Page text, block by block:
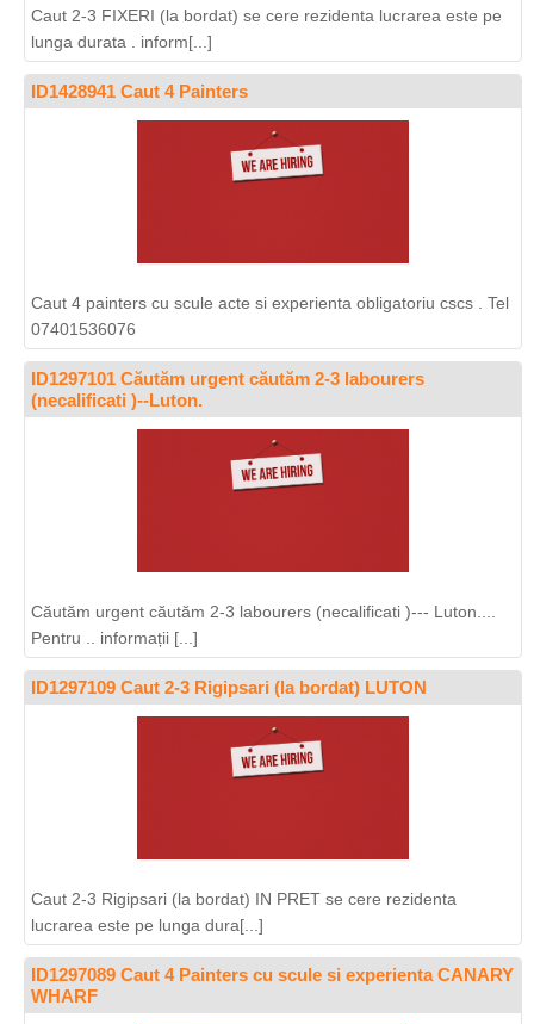
Caut 2-3 FIXERI (la bordat) se cere rezidenta lucrarea este pe
lunga durata . inform[...]
ID1428941 Caut 4 Painters
Caut 4 painters cu scule acte si experienta obligatoriu cscs . Tel
07401536076
ID1297101 Căutăm urgent căutăm 2-3 labourers
(necalificati )--Luton.
Căutăm urgent căutăm 2-3 labourers (necalificati )--- Luton....
Pentru .. informații [...]
ID1297109 Caut 2-3 Rigipsari (la bordat) LUTON
Caut 2-3 Rigipsari (la bordat) IN PRET se cere rezidenta
lucrarea este pe lunga dura[...]
ID1297089 Caut 4 Painters cu scule si experienta CANARY
WHARF